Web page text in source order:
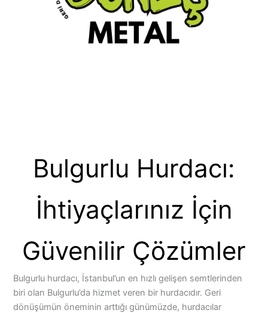
Bulgurlu Hurdacı:
İhtiyaçlarınız İçin
Güvenilir Çözümler
Bulgurlu hurdacı, İstanbul’un en hızlı gelişen semtlerinden
biri olan Bulgurlu’da hizmet veren bir hurdacıdır. Geri
dönüşümün öneminin arttığı günümüzde, hurdacılar